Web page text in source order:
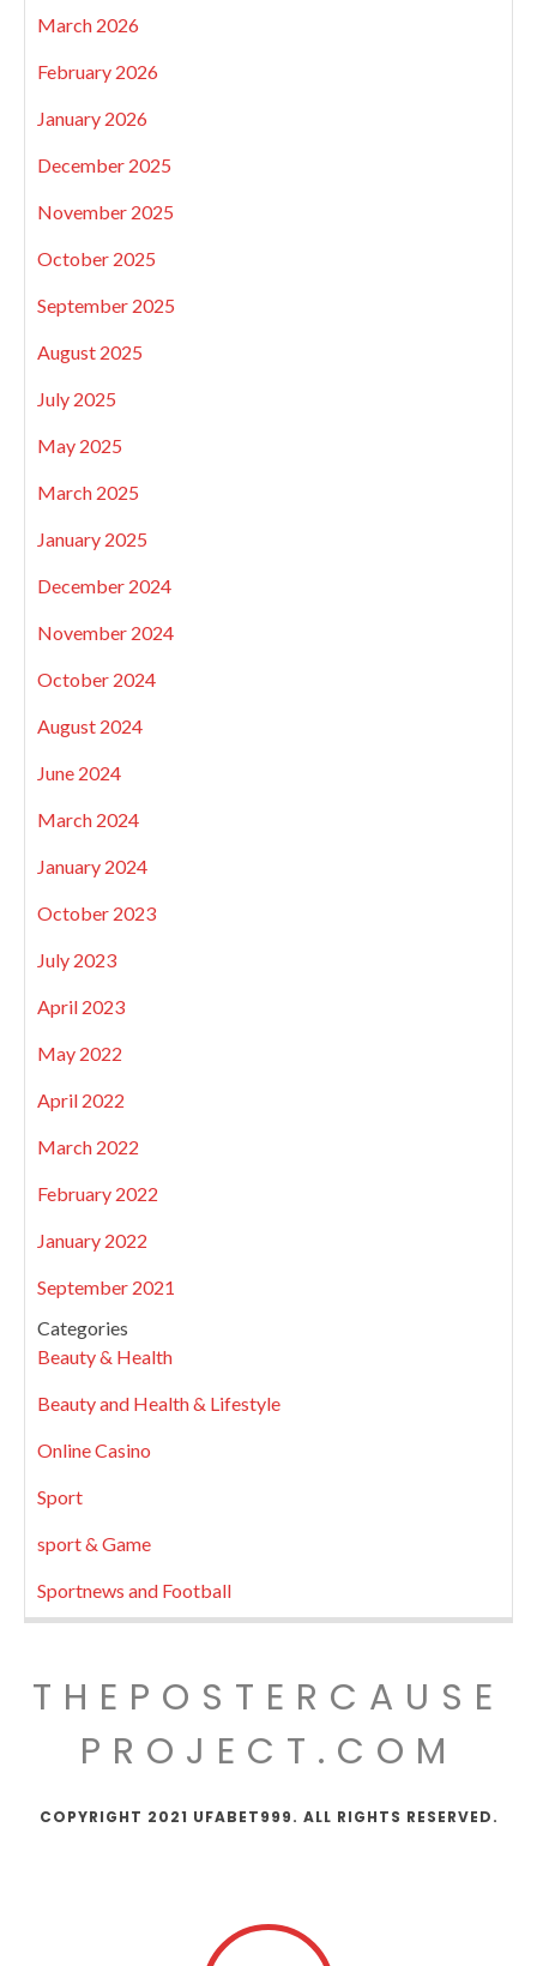
March 2026
February 2026
January 2026
December 2025
November 2025
October 2025
September 2025
August 2025
July 2025
May 2025
March 2025
January 2025
December 2024
November 2024
October 2024
August 2024
June 2024
March 2024
January 2024
October 2023
July 2023
April 2023
May 2022
April 2022
March 2022
February 2022
January 2022
September 2021
Categories
Beauty & Health
Beauty and Health & Lifestyle
Online Casino
Sport
sport & Game
Sportnews and Football
THEPOSTERCAUSE
PROJECT.COM
COPYRIGHT 2021 UFABET999. ALL RIGHTS RESERVED.